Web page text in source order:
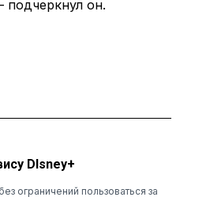
подчеркнул он.
DIsney+
ограничений пользоваться за